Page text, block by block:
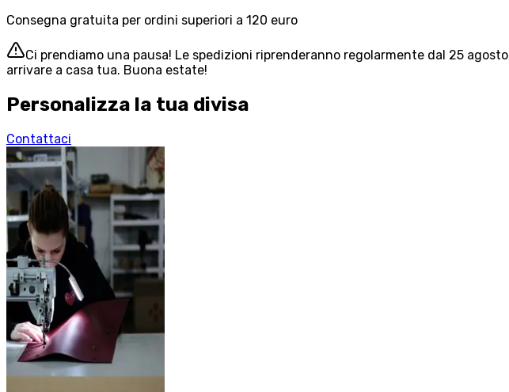
Consegna gratuita per ordini superiori a 120 euro
Ci prendiamo una pausa! Le spedizioni riprenderanno regolarmente dal 25
arrivare a casa tua. Buona estate!
Personalizza la tua divisa
Contattaci